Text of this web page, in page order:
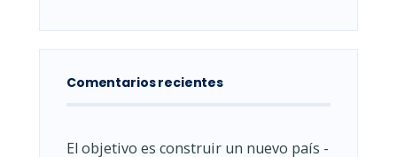
Comentarios recientes
El objetivo es construir un nuevo país -